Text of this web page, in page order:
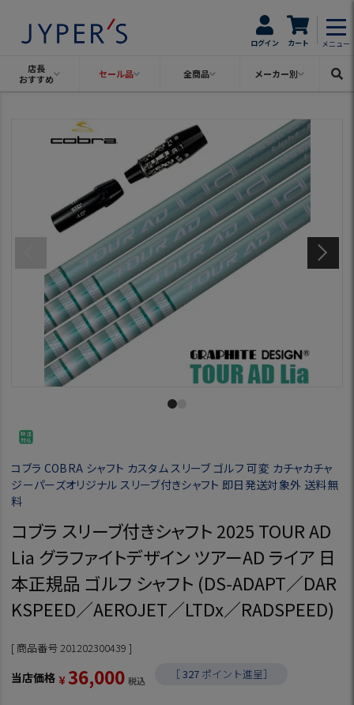
ログイン カート メニュー
店長
おすすめ
セール品 全商品 メーカー別
コブラ COBRA シャフト カスタム スリーブ ゴルフ 可変 カチャカチャ
ジーパーズオリジナル スリーブ付きシャフト 即日発送対象外 送料無
料
コブラ スリーブ付きシャフト 2025 TOUR AD
Lia グラファイトデザイン ツアーAD ライア 日
本正規品 ゴルフ シャフト (DS-ADAPT／DAR
KSPEED／AEROJET／LTDx／RADSPEED)
商品番号201202300439
当店価格 ¥36,000 税込 ［327 ポイント進呈］